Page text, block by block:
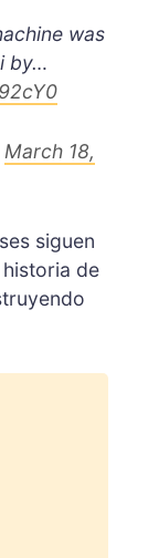
was
by…
March 18,
siguen
de